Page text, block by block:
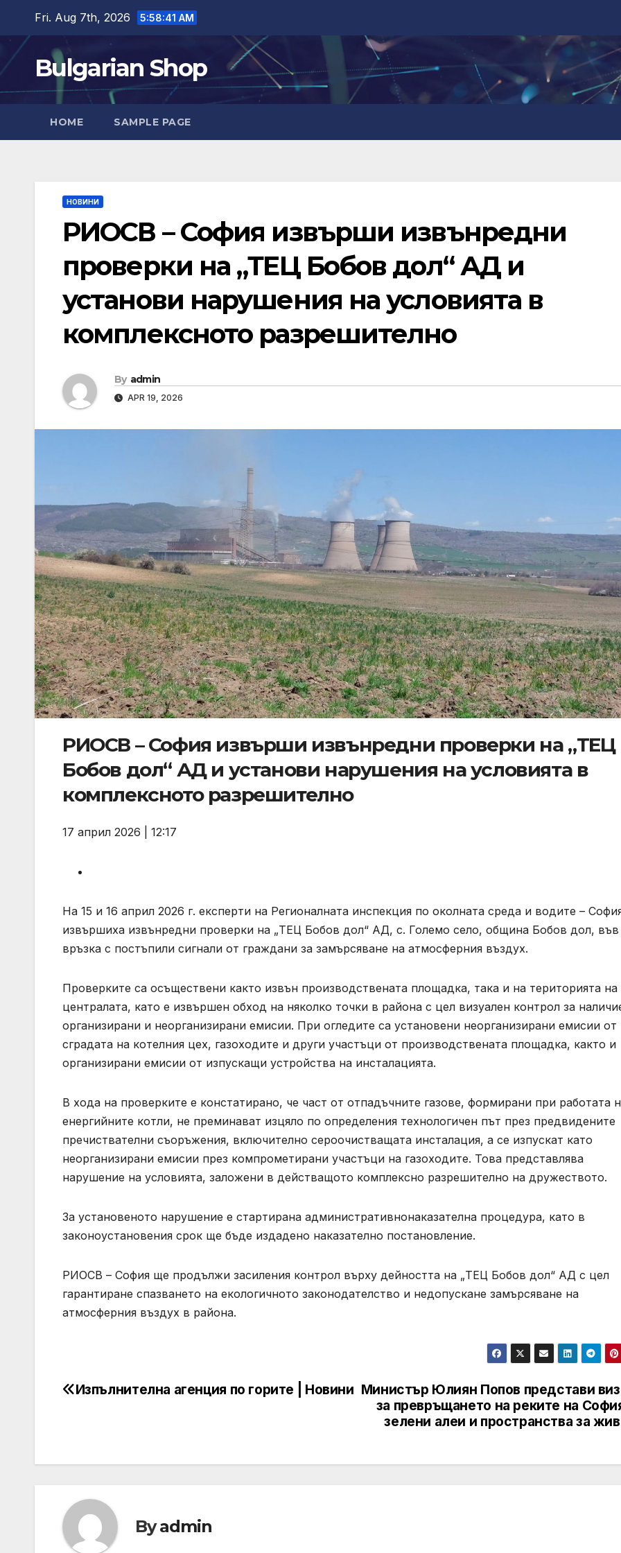
content
Fri. Aug 7th, 2026 5:58:42 AM
Bulgarian Shop
HOME SAMPLE PAGE
НОВИНИ
РИОСВ – София извърши извънредни
проверки на „ТЕЦ Бобов дол“ АД и
установи нарушения на условията в
комплексното разрешително
By admin
APR 19, 2026
РИОСВ – София извърши извънредни проверки на „ТЕЦ
Бобов дол“ АД и установи нарушения на условията в
комплексното разрешително
17 април 2026 | 12:17
На 15 и 16 април 2026 г. експерти на Регионалната инспекция по околната среда и водите –
извършиха извънредни проверки на „ТЕЦ Бобов дол“ АД, с. Големо село, община Бобов дол, във
връзка с постъпили сигнали от граждани за замърсяване на атмосферния въздух.
Проверките са осъществени както извън производствената площадка, така и на територията на
централата, като е извършен обход на няколко точки в района с цел визуален контрол за
организирани и неорганизирани емисии. При огледите са установени неорганизирани емисии от
сградата на котелния цех, газоходите и други участъци от производствената площадка, както и
организирани емисии от изпускащи устройства на инсталацията.
В хода на проверките е констатирано, че част от отпадъчните газове, формирани при работата
енергийните котли, не преминават изцяло по определения технологичен път през предвидените
пречиствателни съоръжения, включително сероочистващата инсталация, а се изпускат като
неорганизирани емисии през компрометирани участъци на газоходите. Това представлява
нарушение на условията, заложени в действащото комплексно разрешително на дружеството.
За установеното нарушение е стартирана административнонаказателна процедура, като в
законоустановения срок ще бъде издадено наказателно постановление.
РИОСВ – София ще продължи засиления контрол върху дейността на „ТЕЦ Бобов дол“ АД с цел
гарантиране спазването на екологичното законодателство и недопускане замърсяване на
атмосферния въздух в района.
Post
Министър Юлиян Попов представи
за превръщането на реките на
зелени алеи и пространства за
Изпълнителна агенция по горите | Новини
Byadmin